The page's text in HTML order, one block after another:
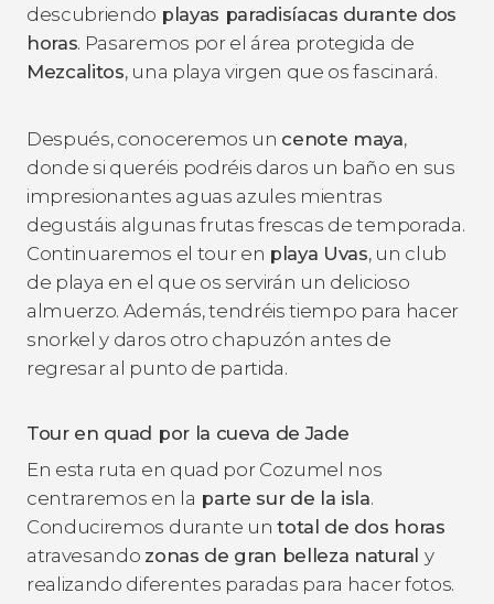
descubriendo playas paradisíacas durante dos
horas. Pasaremos por el área protegida de
Mezcalitos, una playa virgen que os fascinará.
Después, conoceremos un cenote maya,
donde si queréis podréis daros un baño en sus
impresionantes aguas azules mientras
degustáis algunas frutas frescas de temporada.
Continuaremos el tour en playa Uvas, un club
de playa en el que os servirán un delicioso
almuerzo. Además, tendréis tiempo para hacer
snorkel y daros otro chapuzón antes de
regresar al punto de partida.
Tour en quad por la cueva de Jade
En esta ruta en quad por Cozumel nos
centraremos en la parte sur de la isla.
Conduciremos durante untotal de dos horas
atravesando zonas de gran belleza natural y
realizando diferentes paradas para hacer fotos.